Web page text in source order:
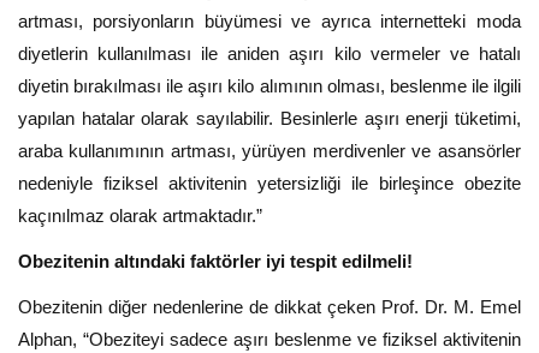
artması, porsiyonların büyümesi ve ayrıca internetteki moda
diyetlerin kullanılması ile aniden aşırı kilo vermeler ve hatalı
diyetin bırakılması ile aşırı kilo alımının olması, beslenme ile ilgili
yapılan hatalar olarak sayılabilir. Besinlerle aşırı enerji tüketimi,
araba kullanımının artması, yürüyen merdivenler ve asansörler
nedeniyle fiziksel aktivitenin yetersizliği ile birleşince obezite
kaçınılmaz olarak artmaktadır.”
Obezitenin altındaki faktörler iyi tespit edilmeli!
Obezitenin diğer nedenlerine de dikkat çeken Prof. Dr. M. Emel
Alphan, “Obeziteyi sadece aşırı beslenme ve fiziksel aktivitenin